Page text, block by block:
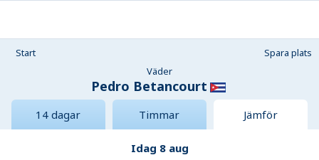
Start
Spara plats
Väder
Pedro Betancourt
14 dagar Timmar Jämför
Idag 8 aug